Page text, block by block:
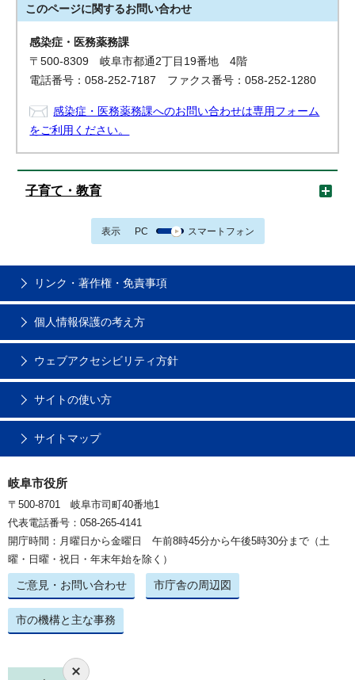
このページに関するお問い合わせ
感染症・医務薬務課
〒500-8309 岐阜市都通2丁目19番地 4階
電話番号：058-252-7187 ファクス番号：058-252-1280
感染症・医務薬務課へのお問い合わせは専用フォーム
をご利用ください。
子育て・教育
表示 PC スマートフォン
リンク・著作権・免責事項
個人情報保護の考え方
ウェブアクセシビリティ方針
サイトの使い方
サイトマップ
岐阜市役所
〒500-8701 岐阜市司町40番地1
代表電話番号：058-265-4141
開庁時間：月曜日から金曜日 午前8時45分から午後5時30分まで（土
曜・日曜・祝日・年末年始を除く）
ご意見・お問い合わせ 市庁舎の周辺図
市の機構と主な事務